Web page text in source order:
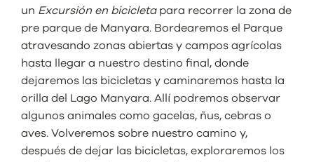
un Excursión en bicicletapara recorrer la zona de
pre parque de Manyara. Bordearemos el Parque
atravesando zonas abiertas y campos agrícolas
hasta llegar a nuestro destino final, donde
dejaremos las bicicletas y caminaremos hasta la
orilla del Lago Manyara. Allí podremos observar
algunos animales como gacelas, ñus, cebras o
aves. Volveremos sobre nuestro camino y,
después de dejar las bicicletas, exploraremos los